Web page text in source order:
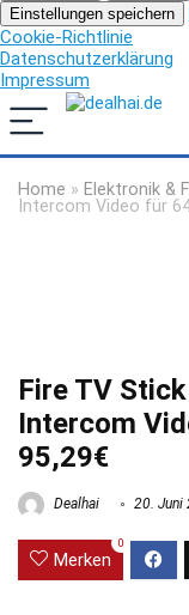
Einstellungen speichern
Cookie-Richtlinie
Datenschutzerklärung
Impressum
Home » Elektronik &
Intercom Video für
Fire TV
Intercom
95,29€
Dealhai 20. Juni
Merken
0